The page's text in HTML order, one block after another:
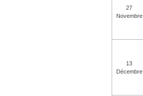
27
Novembre
13
Décembre